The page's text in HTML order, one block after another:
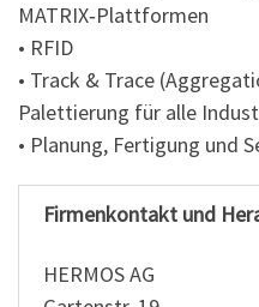
MATRIX‑Plattformen
• RFID
• Track & Trace
Palettierung für alle
• Planung, Fertigung und
Firmenkontakt und
HERMOS AG